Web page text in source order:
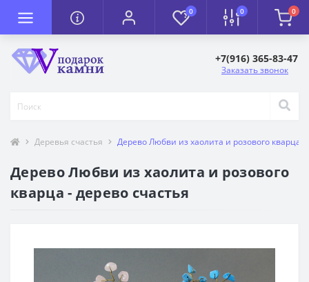
0 0 0
+7(916) 365-83-47
Заказать звонок
Деревья счастья Дерево Любви из хаолита и розового кварца -
Дерево Любви из хаолита и розового
кварца - дерево счастья